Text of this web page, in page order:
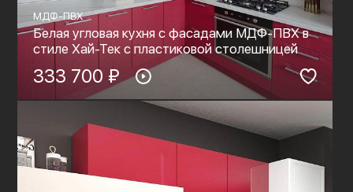
МДФ-ПВХ
Белая угловая кухня с фасадами МДФ-ПВХ в
стиле Хай-Тек с пластиковой столешницей
333 700 ₽